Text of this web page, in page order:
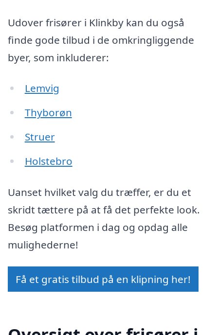
Udover frisører i Klinkby kan du også
finde gode tilbud i de omkringliggende
byer, som inkluderer:
Lemvig
Thyborøn
Struer
Holstebro
Uanset hvilket valg du træffer, er du et
skridt tættere på at få det perfekte look.
Besøg platformen i dag og opdag alle
mulighederne!
Få et gratis tilbud på en klipning her!